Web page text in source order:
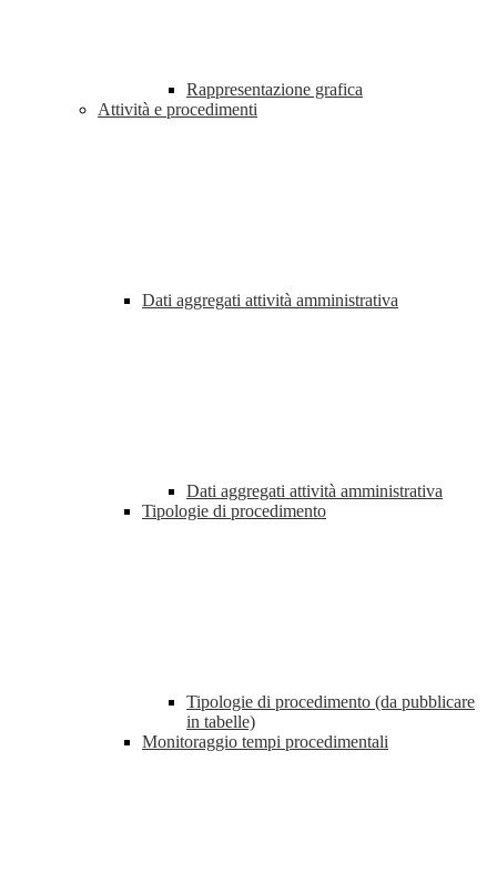
Rappresentazione grafica
Attività e procedimenti
Dati aggregati attività amministrativa
Dati aggregati attività amministrativa
Tipologie di procedimento
Tipologie di procedimento (da pubblicare
in tabelle)
Monitoraggio tempi procedimentali